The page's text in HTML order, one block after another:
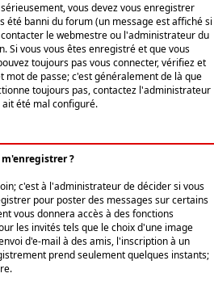
vous devez vous enregistrer
été banni du forum (un message est affiché si
contacter le webmestre ou l'administrateur du
Si vous vous êtes enregistré et que vous
toujours pas vous connecter, vérifiez et
de passe; c'est généralement de là que
toujours pas, contactez l'administrateur
été mal configuré.
?
c'est à l'administrateur de décider si vous
pour poster des messages sur certains
vous donnera accès à des fonctions
les invités tels que le choix d'une image
d'e-mail à des amis, l'inscription à un
prend seulement quelques instants;